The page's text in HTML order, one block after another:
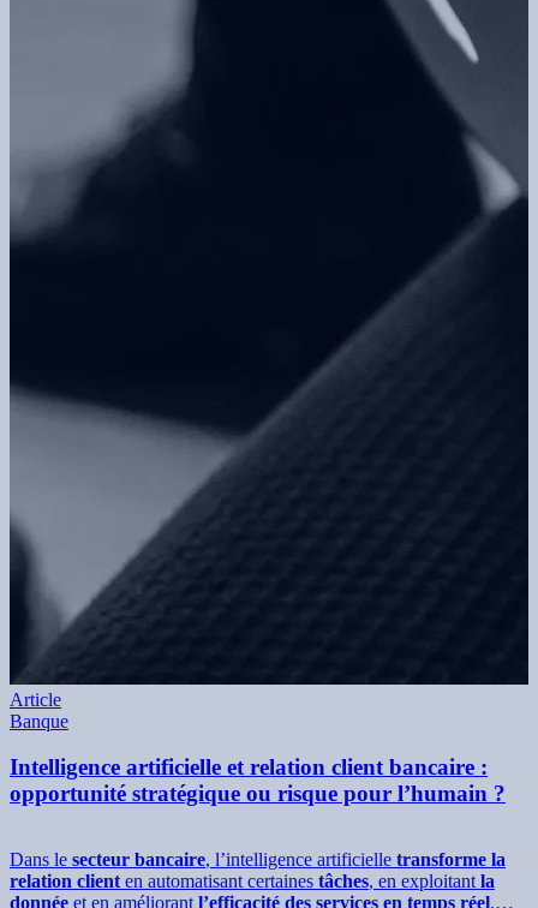
Article
Banque
Intelligence artificielle et relation client bancaire :
opportunité stratégique ou risque pour l’humain ?
Dans le secteur bancaire, l’intelligence artificielle transforme la
relation client en automatisant certaines tâches, en exploitant la
donnée et en améliorant l’efficacité des services en temps réel.